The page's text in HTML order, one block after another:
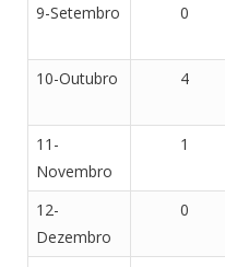
9-Setembro 0
10-Outubro 4
11-
Novembro
1
12-
Dezembro
0